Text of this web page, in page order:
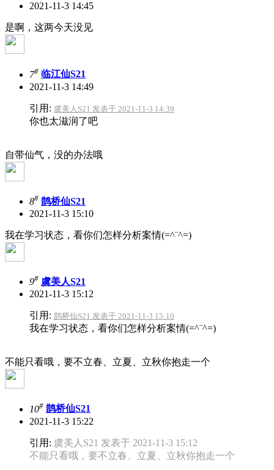
2021-11-3 14:45
是啊，这两今天没见
7# 临江仙S21
2021-11-3 14:49
引用: 虞美人S21 发表于 2021-11-3 14:39
你也太滋润了吧
自带仙气，没的办法哦
8# 鹊桥仙S21
2021-11-3 15:10
我在学习状态，看你们怎样分析案情(=^¨^=)
9# 虞美人S21
2021-11-3 15:12
引用: 鹊桥仙S21 发表于 2021-11-3 15:10
我在学习状态，看你们怎样分析案情(=^¨^=)
不能只看哦，要不立春、立夏、立秋你抱走一个
10# 鹊桥仙S21
2021-11-3 15:22
引用: 虞美人S21 发表于 2021-11-3 15:12
不能只看哦，要不立春、立夏、立秋你抱走一个